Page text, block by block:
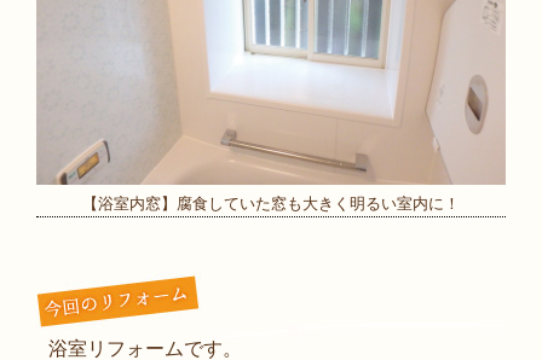
【浴室内窓】腐食していた窓も大きく明るい室内に！
浴室リフォームです。